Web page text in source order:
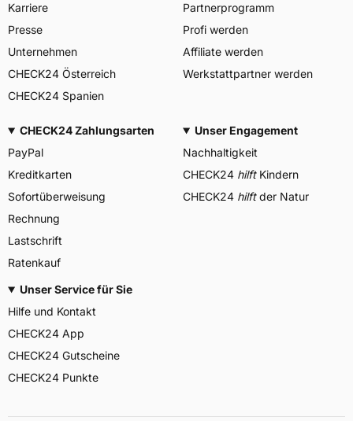
Karriere
Presse
Unternehmen
CHECK24 Österreich
CHECK24 Spanien
Partnerprogramm
Profi werden
Affiliate werden
Werkstattpartner werden
CHECK24 Zahlungsarten
PayPal
Kreditkarten
Sofortüberweisung
Rechnung
Lastschrift
Ratenkauf
Unser Engagement
Nachhaltigkeit
CHECK24 hilftKindern
CHECK24 hilftder Natur
Unser Service für Sie
Hilfe und Kontakt
CHECK24 App
CHECK24 Gutscheine
CHECK24 Punkte